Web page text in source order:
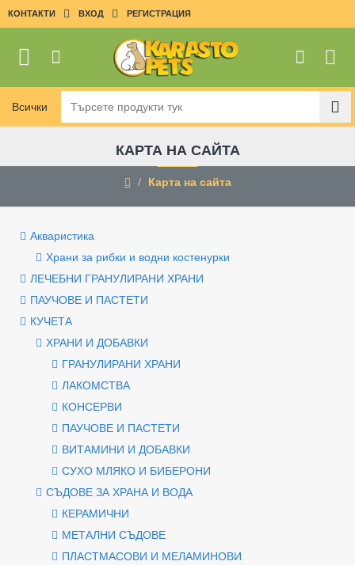
КОНТАКТИ ВХОД РЕГИСТРАЦИЯ
Всички
Търсете
продукти
КАРТА НА САЙТА
Карта на сайта
Акваристика
Храни за рибки и водни костенурки
ЛЕЧЕБНИ ГРАНУЛИРАНИ ХРАНИ
ПАУЧОВЕ И ПАСТЕТИ
КУЧЕТА
ХРАНИ И ДОБАВКИ
ГРАНУЛИРАНИ ХРАНИ
ЛАКОМСТВА
КОНСЕРВИ
ПАУЧОВЕ И ПАСТЕТИ
ВИТАМИНИ И ДОБАВКИ
СУХО МЛЯКО И БИБЕРОНИ
СЪДОВЕ ЗА ХРАНА И ВОДА
КЕРАМИЧНИ
МЕТАЛНИ СЪДОВЕ
ПЛАСТМАСОВИ И МЕЛАМИНОВИ